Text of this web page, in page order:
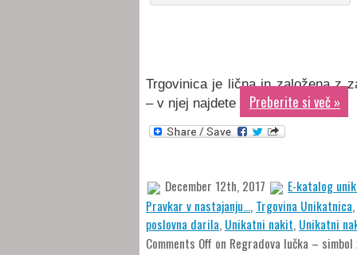
Trgovinica je lična in založena z
– v njej najdete
Preberite si več »
December 12th, 2017
E-katalog
Pravkar v nastajanju..., Trgovina Unikatnica,
poslovna darila, Unikatni nakit, Unikatni
Comments Off on Regradova lučka –